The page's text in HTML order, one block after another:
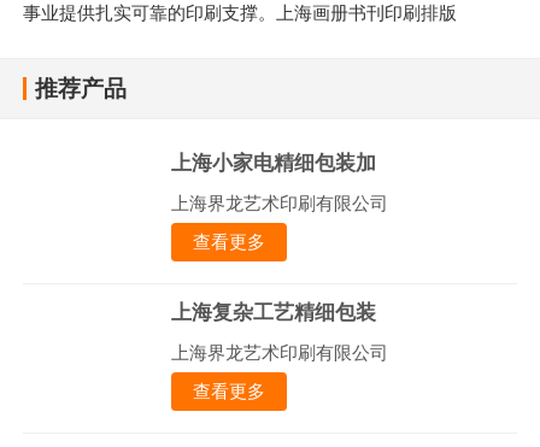
事业提供扎实可靠的印刷支撑。上海画册书刊印刷排版
推荐产品
上海小家电精细包装加
上海界龙艺术印刷有限公司
查看更多
上海复杂工艺精细包装
上海界龙艺术印刷有限公司
查看更多